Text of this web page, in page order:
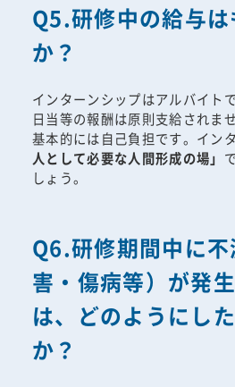
Q5.研修中の給与
か？
インターンシップはアルバイト
日当等の報酬は原則支給されま
基本的には自己負担です。イン
人として必要な人間形成の場」
しょう。
Q6.研修期間中に
害・傷病等）が発
は、どのようにし
か？